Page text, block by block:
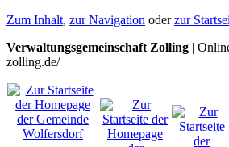
Zum Inhalt, zur Navigation oderzur
Verwaltungsgemeinschaft Zolling |
zolling.de/